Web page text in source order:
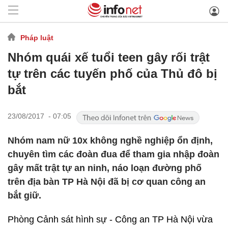
Pháp luật
Nhóm quái xế tuổi teen gây rối trật
tự trên các tuyến phố của Thủ đô bị
bắt
23/08/2017 - 07:05
Nhóm nam nữ 10x không nghề nghiệp ổn định,
chuyên tìm các đoàn đua để tham gia nhập đoàn
gây mất trật tự an ninh, náo loạn đường phố
trên địa bàn TP Hà Nội đã bị cơ quan công an
bắt giữ.
Phòng Cảnh sát hình sự - Công an TP Hà Nội vừa